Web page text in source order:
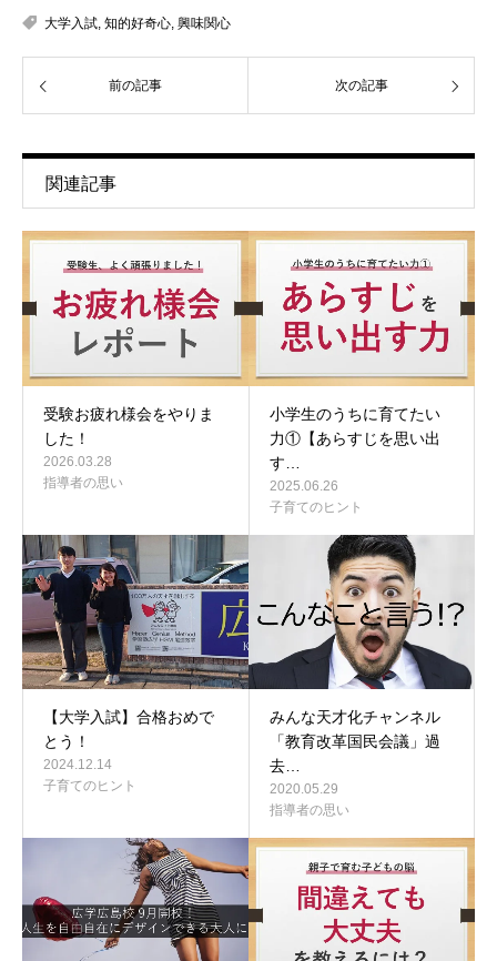
大学入試 知的好奇心 興味関心
前の記事 次の記事
関連記事
受験お疲れ様会をやりま
した！
2026.03.28
指導者の思い
小学生のうちに育てたい
力①【あらすじを思い出
す…
2025.06.26
子育てのヒント
【大学入試】合格おめで
とう！
2024.12.14
子育てのヒント
みんな天才化チャンネル
「教育改革国民会議」過
去…
2020.05.29
指導者の思い